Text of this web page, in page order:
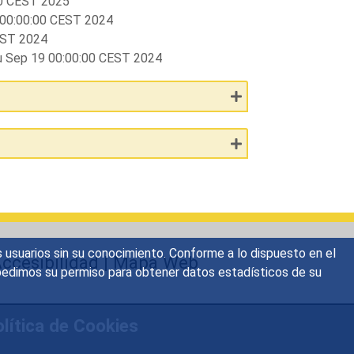
sin su conocimiento. Conforme a lo dispuesto en el
su permiso para obtener datos estadísticos de su
CEST 2024
2024
19 00:00:00 CEST 2024
|Mapa Web